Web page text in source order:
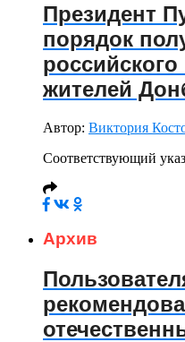
Президент
порядок
жителей
Автор: Виктория
Соответствующий
Архив